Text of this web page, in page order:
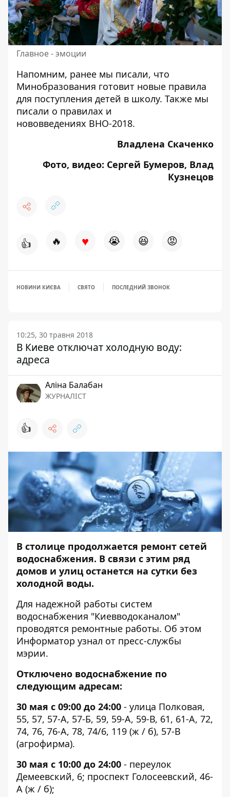
Главное - эмоции
Напомним, ранее мы писали, что
Минобразования готовит новые правила
для поступления детей в школу. Также мы
писали о правилах и
нововведениях ВНО-2018.
Владлена Скаченко
Фото, видео: Сергей Бумеров, Влад
Кузнецов
👍 🔥 ♥ 😭 😆 😡
НОВИНИ КИЄВА СВЯТО ПОСЛЕДНИЙ ЗВОНОК
10:25, 30 травня 2018
В Киеве отключат холодную воду:
адреса
Аліна Балабан
ЖУРНАЛІСТ
👍
В столице продолжается ремонт сетей
водоснабжения. В связи с этим ряд
домов и улиц останется на сутки без
холодной воды.
Для надежной работы систем
водоснабжения "Киевводоканалом"
проводятся ремонтные работы. Об этом
Информатор узнал от пресс-службы
мэрии.
Отключено водоснабжение по
следующим адресам:
30 мая с 09:00 до 24:00 - улица Полковая,
55, 57, 57-А, 57-Б, 59, 59-А, 59-В, 61, 61-А, 72,
74, 76, 76-А, 78, 74/6, 119 (ж / б), 57-В
(агрофирма).
30 мая с 10:00 до 24:00 - переулок
Демеевский, 6; проспект Голосеевский, 46-
А (ж / б);